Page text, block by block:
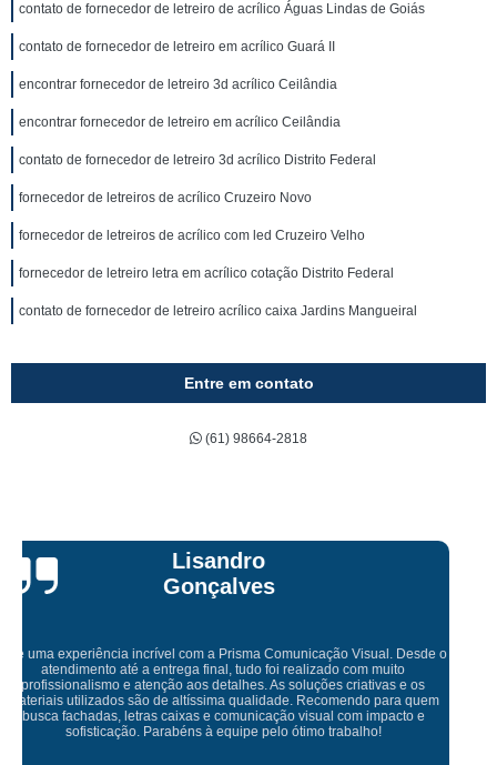
contato de fornecedor de letreiro de acrílico Águas Lindas de Goiás
contato de fornecedor de letreiro em acrílico Guará II
encontrar fornecedor de letreiro 3d acrílico Ceilândia
encontrar fornecedor de letreiro em acrílico Ceilândia
contato de fornecedor de letreiro 3d acrílico Distrito Federal
fornecedor de letreiros de acrílico Cruzeiro Novo
fornecedor de letreiros de acrílico com led Cruzeiro Velho
fornecedor de letreiro letra em acrílico cotação Distrito Federal
contato de fornecedor de letreiro acrílico caixa Jardins Mangueiral
Entre em contato
(61) 98664-2818
Bruna Eduarda
Empresa maravilhosa, entregue antes do prazo e a instalação da lona
ficou perfeita, indico de olhos fechados